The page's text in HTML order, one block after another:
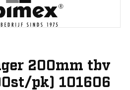
200mm tbv
pk) 101606